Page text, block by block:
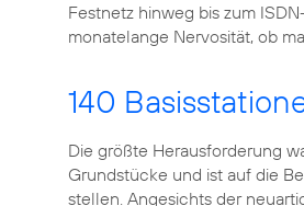
Festnetz hinweg bis zum
monatelange Nervosität, ob
140
Die größte Herausforderung
Grundstücke und ist auf die
stellen. Angesichts der